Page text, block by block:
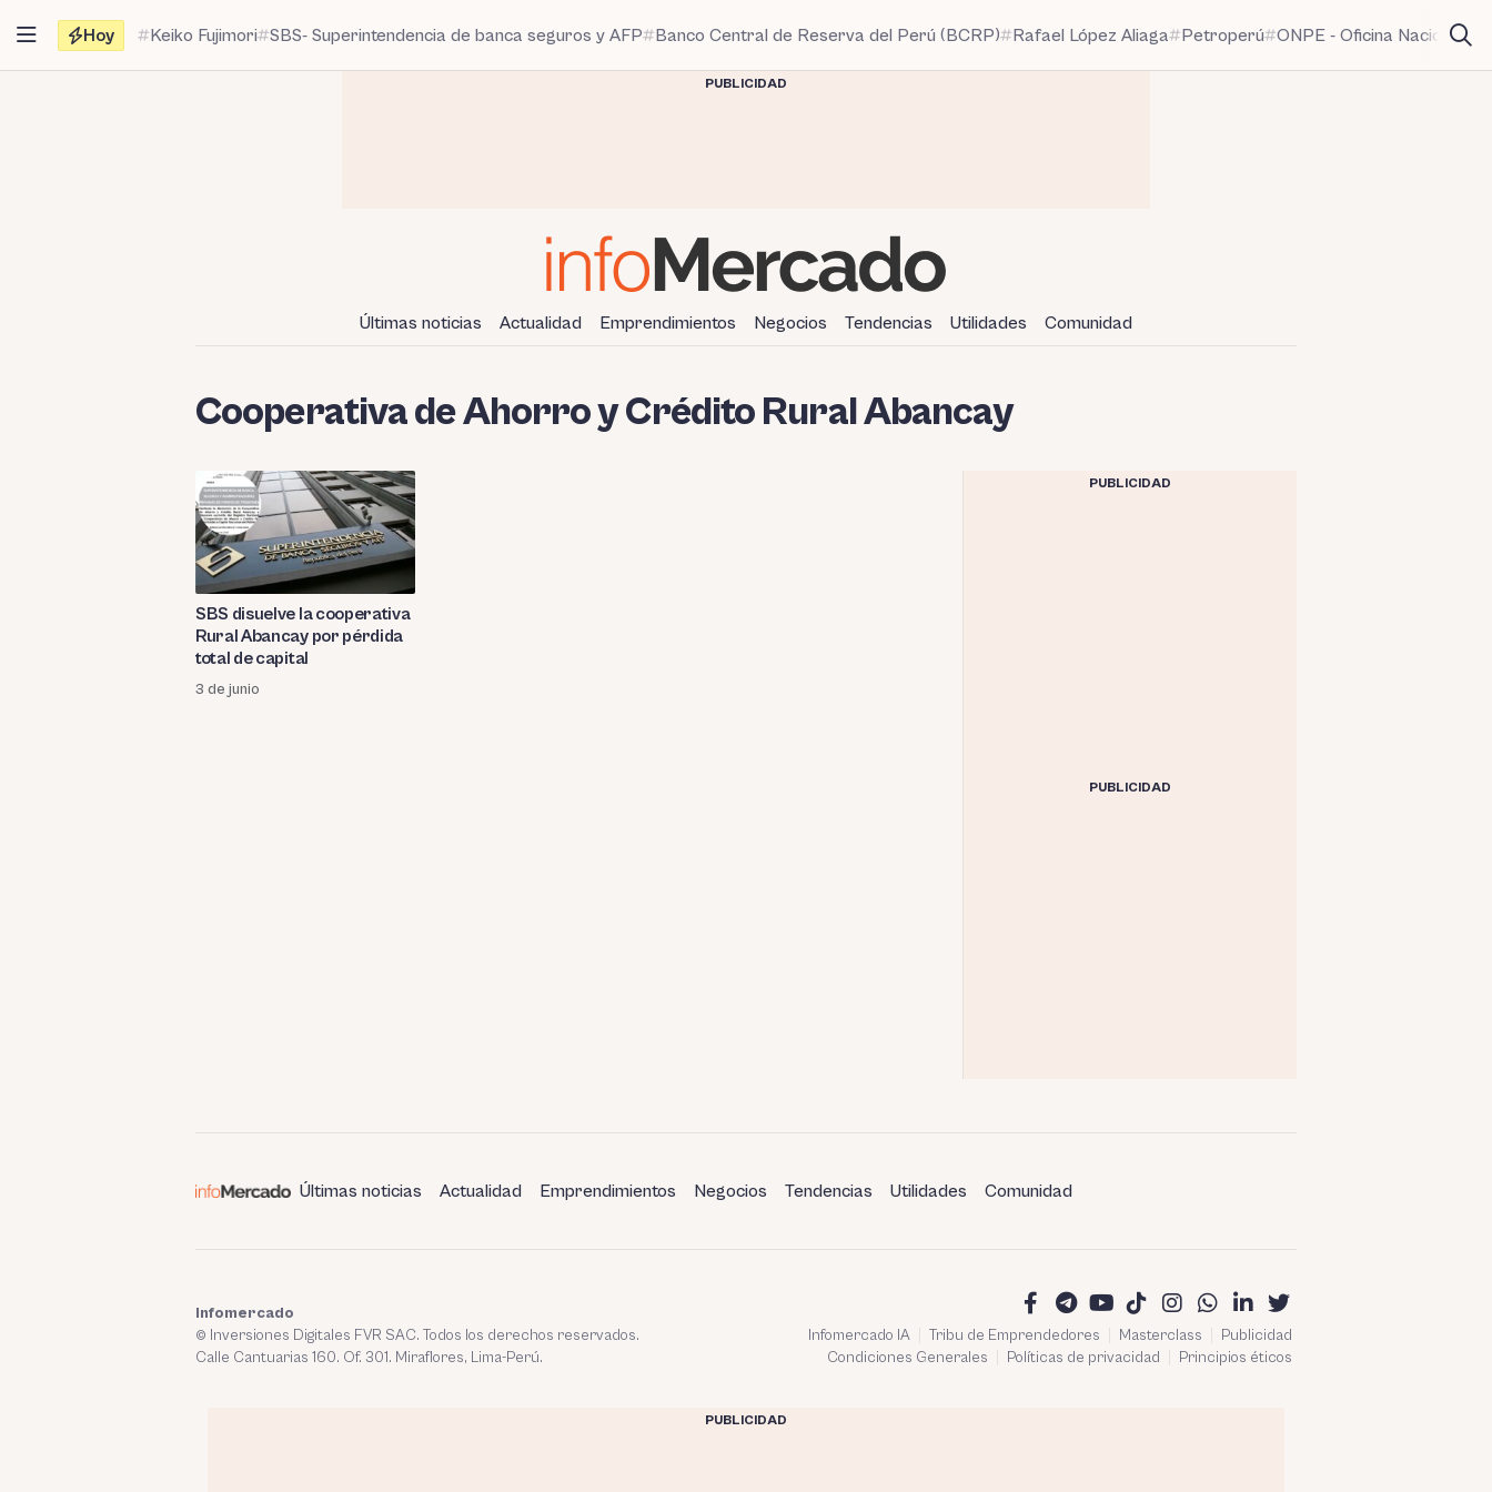
contenido
Hoy Keiko Fujimori SBS- Superintendencia de banca seguros y AFP Banco Central de Reserva del Perú (BCRP) Rafael López Aliaga Petroperú ONPE - Oficina Nacional
PUBLICIDAD
Últimas noticias Actualidad Emprendimientos Negocios Tendencias Utilidades Comunidad
Cooperativa de Ahorro y Crédito Rural Abancay
SBS disuelve la cooperativa
Rural Abancay por pérdida
total de capital
3 de junio
PUBLICIDAD
PUBLICIDAD
Últimas noticias Actualidad Emprendimientos Negocios Tendencias Utilidades Comunidad
Infomercado IA Tribu de Emprendedores Masterclass
Publicidad
Condiciones Generales
Políticas de privacidad Principios éticos
Infomercado
© Inversiones Digitales FVR SAC. Todos los derechos reservados.
Calle Cantuarias 160. Of. 301. Miraflores, Lima-Perú.
PUBLICIDAD